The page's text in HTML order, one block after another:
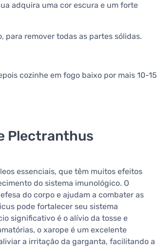
adquira uma cor escura e um forte
para remover todas as partes sólidas.
cozinhe em fogo baixo por mais 10-15
Plectranthus
essenciais, que têm muitos efeitos
do sistema imunológico. O
do corpo e ajudam a combater as
pode fortalecer seu sistema
significativo é o alívio da tosse e
o xarope é um excelente
a irritação da garganta, facilitando a